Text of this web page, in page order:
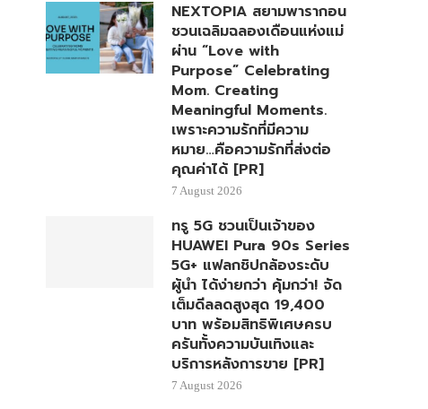
NEXTOPIA สยามพารากอน
ชวนเฉลิมฉลองเดือนแห่งแม่
ผ่าน “Love with
Purpose” Celebrating
Mom. Creating
Meaningful Moments.
เพราะความรักที่มีความ
หมาย…คือความรักที่ส่งต่อ
คุณค่าได้ [PR]
7 August 2026
ทรู 5G ชวนเป็นเจ้าของ
HUAWEI Pura 90s Series
5G+ แฟลกชิปกล้องระดับ
ผู้นำ ได้ง่ายกว่า คุ้มกว่า! จัด
เต็มดีลลดสูงสุด 19,400
บาท พร้อมสิทธิพิเศษครบ
ครันทั้งความบันเทิงและ
บริการหลังการขาย [PR]
7 August 2026